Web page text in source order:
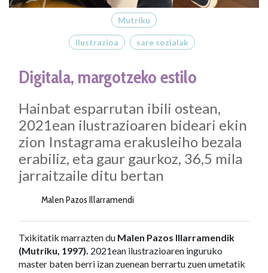
Mutriku
ilustrazioa sare sozialak
Digitala, margotzeko estilo
Hainbat esparrutan ibili ostean,
2021ean ilustrazioaren bideari ekin
zion Instagrama erakusleiho bezala
erabiliz, eta gaur gaurkoz, 36,5 mila
jarraitzaile ditu bertan
Malen Pazos Illarramendi
Txikitatik marrazten du Malen Pazos Illarramendik
(Mutriku, 1997). 2021ean ilustrazioaren inguruko
master baten berri izan zuenean berrartu zuen umetatik